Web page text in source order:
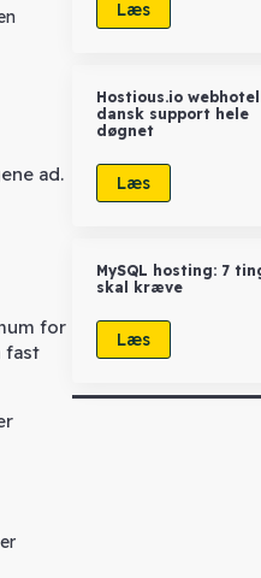
ad.
for
fast
Læs
Hostious.io webhotel
dansk support hele
døgnet
Læs
MySQL hosting: 7
skal kræve
Læs